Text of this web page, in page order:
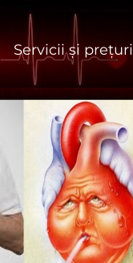
Servicii și prețuri